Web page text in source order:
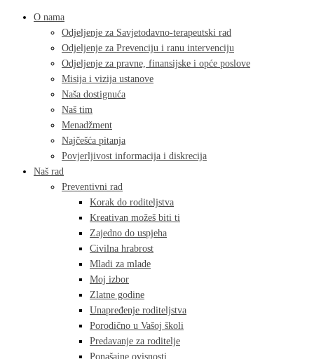
O nama
Odjeljenje za Savjetodavno-terapeutski rad
Odjeljenje za Prevenciju i ranu intervenciju
Odjeljenje za pravne, finansijske i opće poslove
Misija i vizija ustanove
Naša dostignuća
Naš tim
Menadžment
Najčešća pitanja
Povjerljivost informacija i diskrecija
Naš rad
Preventivni rad
Korak do roditeljstva
Kreativan možeš biti ti
Zajedno do uspjeha
Civilna hrabrost
Mladi za mlade
Moj izbor
Zlatne godine
Unapređenje roditeljstva
Porodično u Vašoj školi
Predavanje za roditelje
Ponašajne ovisnosti